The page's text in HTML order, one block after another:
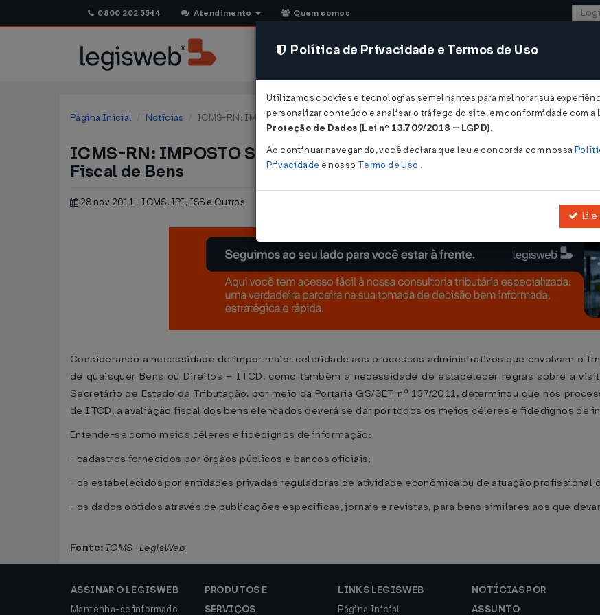
0800 202 5544 Atendimento Quem somos
CONSULTORIA SISTEMAS COMÉRCIO
Página Inicial Notícias ICMS-RN: IMPOSTO SOBRE TRANSMISSÃO CAUSA MORTIS - ITCD - Regras para
ICMS-RN: IMPOSTO SOBRE TRANSMISSÃO CAUSA MORTIS -
Fiscal de Bens
28 nov 2011 - ICMS, IPI, ISS e Outros
Considerando a necessidade de impor maior celeridade aos processos administrativos que envolvam o
de quaisquer Bens ou Direitos – ITCD, como também a necessidade de estabelecer regras sobre a
Secretário de Estado da Tributação, por meio da Portaria GS/SET nº 137/2011, determinou que nos
de ITCD, a avaliação fiscal dos bens elencados deverá se dar por todos os meios céleres e fidedignos de
Entende-se como meios céleres e fidedignos de informação:
- cadastros fornecidos por órgãos públicos e bancos oficiais;
- os estabelecidos por entidades privadas reguladoras de atividade econômica ou de atuação profissional
- os dados obtidos através de publicações específicas, jornais e revistas, para bens similares aos que
Fonte: ICMS- LegisWeb
ASSINAR O LEGISWEB
Mantenha-se informado
PRODUTOS E
SERVIÇOS
LINKS LEGISWEB
Página Inicial
NOTÍCIAS POR
ASSUNTO
Política de Privacidade e Termos de Uso
Utilizamos cookies e tecnologias semelhantes para melhorar sua
personalizar conteúdo e analisar o tráfego do site, em conformidade com a
Proteção de Dados (Lei nº 13.709/2018 – LGPD).
Ao continuar navegando, você declara que leu e concorda com nossa
Privacidade e nosso Termo de Uso .
Li